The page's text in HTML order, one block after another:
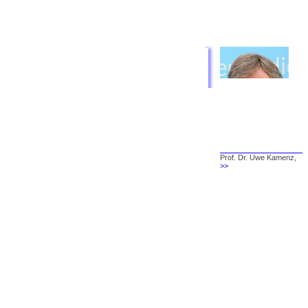
Prof. Dr. Uwe Kamenz,
>>